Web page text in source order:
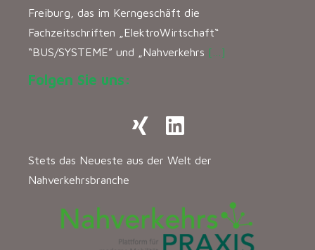
Freiburg, das im Kerngeschäft die
Fachzeitschriften „ElektroWirtschaft“
“BUS/SYSTEME” und „Nahverkehrs […]
Folgen Sie uns:
Stets das Neueste aus der Welt der
Nahverkehrsbranche